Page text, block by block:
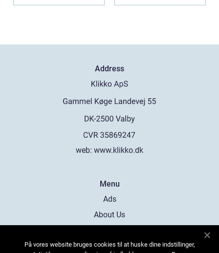
Address
web: www.klikko.dk
Menu
Ads
About Us
Contact
På vores website bruges cookies til at huske dine indstillinger,